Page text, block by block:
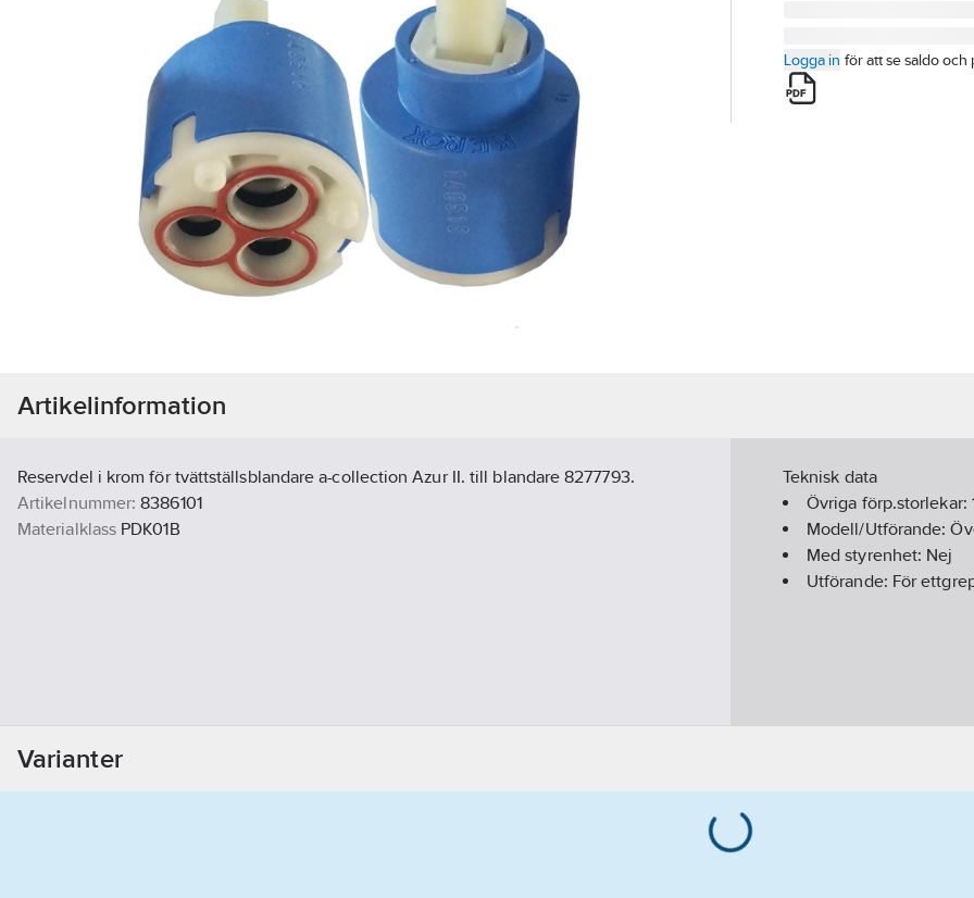
Logga in för att se saldo och
Artikelinformation
Reservdel i krom för tvättställsblandare a-collection Azur II. till blandare 8277793.
Artikelnummer: 8386101
Materialklass PDK01B
Teknisk data
Övriga förp.storlekar:
Modell/Utförande:
Med styrenhet: Nej
Utförande: För
Varianter